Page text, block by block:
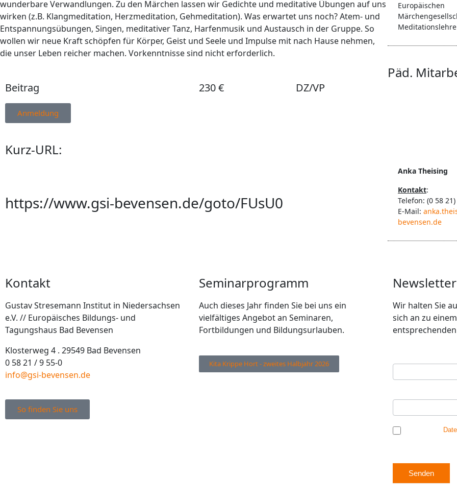
wunderbare Verwandlungen. Zu den Märchen lassen wir Gedichte und meditative Übungen auf uns
wirken (z.B. Klangmeditation, Herzmeditation, Gehmeditation). Was erwartet uns noch? Atem- und
Entspannungsübungen, Singen, meditativer Tanz, Harfenmusik und Austausch in der Gruppe. So
wollen wir neue Kraft schöpfen für Körper, Geist und Seele und Impulse mit nach Hause nehmen,
die unser Leben reicher machen. Vorkenntnisse sind nicht erforderlich.
Beitrag 230 € DZ/VP
Anmeldung
Kurz-URL:
https://www.gsi-bevensen.de/goto/FUsU0
Europäischen
Päd.
Anka Theising
Kontakt:
Telefon: (0 58
E-Mail:
bevensen.de
Kontakt
Gustav Stresemann Institut in Niedersachsen
e.V. // Europäisches Bildungs- und
Tagungshaus Bad Bevensen
Klosterweg 4 . 29549 Bad Bevensen
0 58 21 / 9 55-0
info@gsi-bevensen.de
So finden Sie uns
Seminarprogramm
Auch dieses Jahr finden Sie bei uns ein
vielfältiges Angebot an Seminaren,
Fortbildungen und Bildungsurlauben.
Kita Krippe Hort - zweites Halbjahr 2026
Newsletter
Wir halten Sie
sich an zu
Newsletter
Anmeldung
Senden